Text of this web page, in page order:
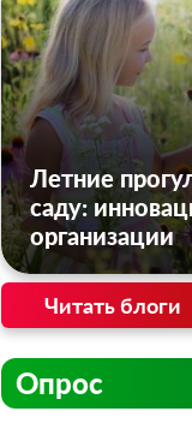
Летние
саду:
организации
Читать блоги
Опрос